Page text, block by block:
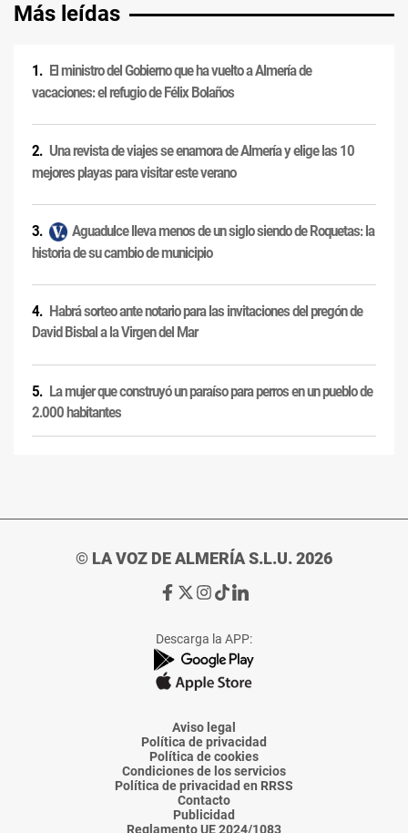
Más leídas
El ministro del Gobierno que ha vuelto a Almería de
vacaciones: el refugio de Félix Bolaños
Una revista de viajes se enamora de Almería y elige las 10
mejores playas para visitar este verano
Aguadulce lleva menos de un siglo siendo de Roquetas: la
historia de su cambio de municipio
Habrá sorteo ante notario para las invitaciones del pregón de
David Bisbal a la Virgen del Mar
La mujer que construyó un paraíso para perros en un pueblo de
2.000 habitantes
© LA VOZ DE ALMERÍA S.L.U. 2026
Ir
de
La
Voz
Almería
Ir
de
La
Voz
Almería
Ir
de
La
Voz
Almería
Ir
de
La
Voz
Almería
Ir
de
La
Voz
Descarga la APP:
Aviso legal
Política de privacidad
Política de cookies
Condiciones de los servicios
Política de privacidad en RRSS
Contacto
Publicidad
Reglamento UE 2024/1083